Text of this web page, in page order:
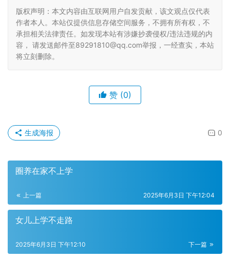
版权声明：本文内容由互联网用户自发贡献，该文观点仅代表
作者本人。本站仅提供信息存储空间服务，不拥有所有权，不
承担相关法律责任。如发现本站有涉嫌抄袭侵权/违法违规的内
容， 请发送邮件至89291810@qq.com举报，一经查实，本站
将立刻删除。
赞 (0)
0
生成海报
圈养在家不上学
上一篇 2025年6月3日 下午12:04
女儿上学不走路
下一篇
2025年6月3日 下午12:10